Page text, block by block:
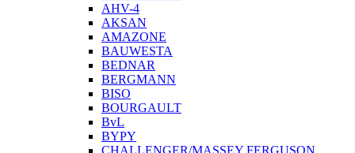
AHV-4
AKSAN
AMAZONE
BAUWESTA
BEDNAR
BERGMANN
BISO
BOURGAULT
BvL
BYPY
CHALLENGER/MASSEY FERGUSON